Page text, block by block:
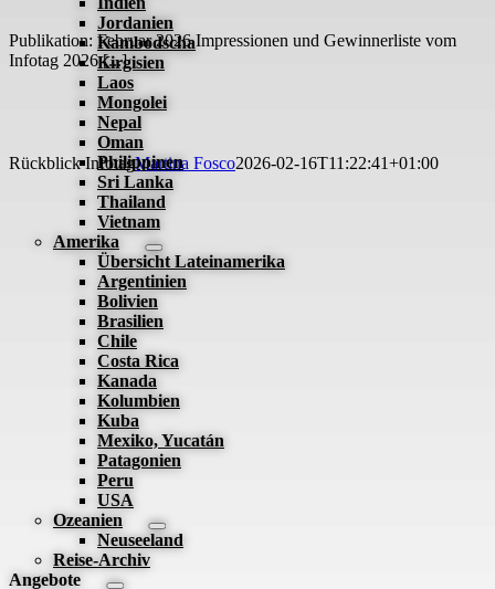
Jordanien
Kambodscha
Kirgisien
Laos
Mongolei
Nepal
Oman
Philippinen
Sri Lanka
Thailand
Vietnam
Amerika
Übersicht Lateinamerika
Argentinien
Bolivien
Brasilien
Chile
Costa Rica
Kanada
Kolumbien
Kuba
Mexiko, Yucatán
Patagonien
Peru
USA
Ozeanien
Neuseeland
Reise-Archiv
Angebote
Publikation: Februar 2026 Impressionen und Gewinnerliste vom
Infotag 2026 [...]
Rückblick InfotagMartina Fosco2026-02-16T11:22:41+01:00